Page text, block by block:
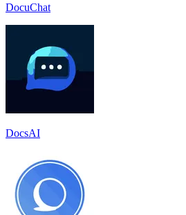
DocuChat
DocsAI